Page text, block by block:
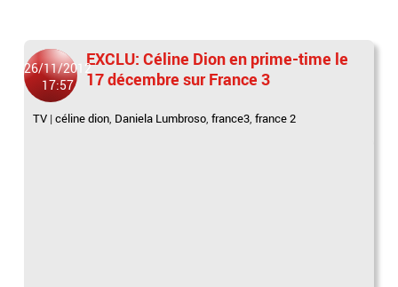
26/11/2012
17:57
EXCLU: Céline Dion en prime-time le
17 décembre sur France 3
TV |céline dion, Daniela Lumbroso,france3,france 2